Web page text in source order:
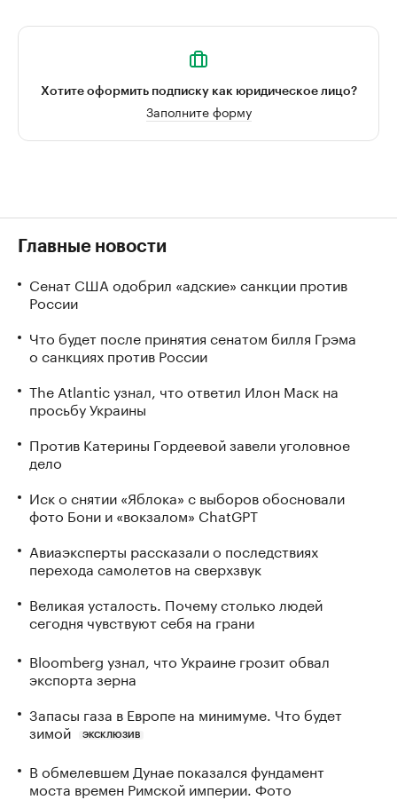
Хотите оформить подписку как юридическое лицо?
Заполните форму
Главные новости
Сенат США одобрил «адские» санкции против
России
Что будет после принятия сенатом билля Грэма
о санкциях против России
The Atlantic узнал, что ответил Илон Маск на
просьбу Украины
Против Катерины Гордеевой завели уголовное
дело
Иск о снятии «Яблока» с выборов обосновали
фото Бони и «вокзалом» ChatGPT
Авиаэксперты рассказали о последствиях
перехода самолетов на сверхзвук
Великая усталость. Почему столько людей
сегодня чувствуют себя на грани
Bloomberg узнал, что Украине грозит обвал
экспорта зерна
Запасы газа в Европе на минимуме. Что будет
зимой
ЭКСКЛЮЗИВ
В обмелевшем Дунае показался фундамент
моста времен Римской империи. Фото